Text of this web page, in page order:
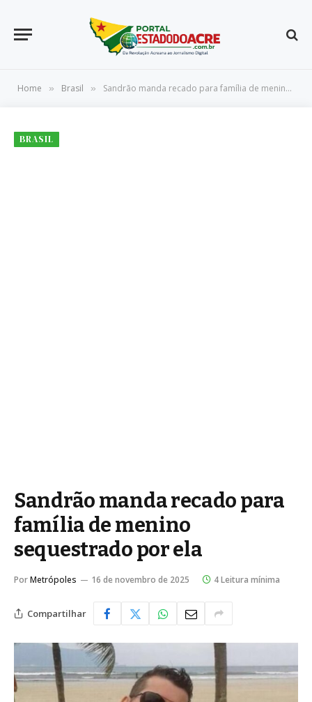
Home » Brasil » Sandrão manda recado para família de menino sequestrado por ela
BRASIL
Sandrão manda recado para
família de menino
sequestrado por ela
PorMetrópoles 16 de novembro de 2025 4 Leitura mínima
Compartilhar